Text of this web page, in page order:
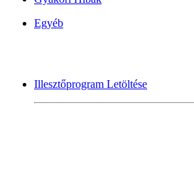
Egyéb
Illesztőprogram Letöltése